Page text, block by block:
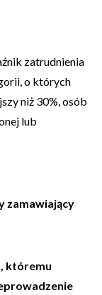
zatrudnienia
o których
niż 30%, osób
lub
zamawiający
któremu